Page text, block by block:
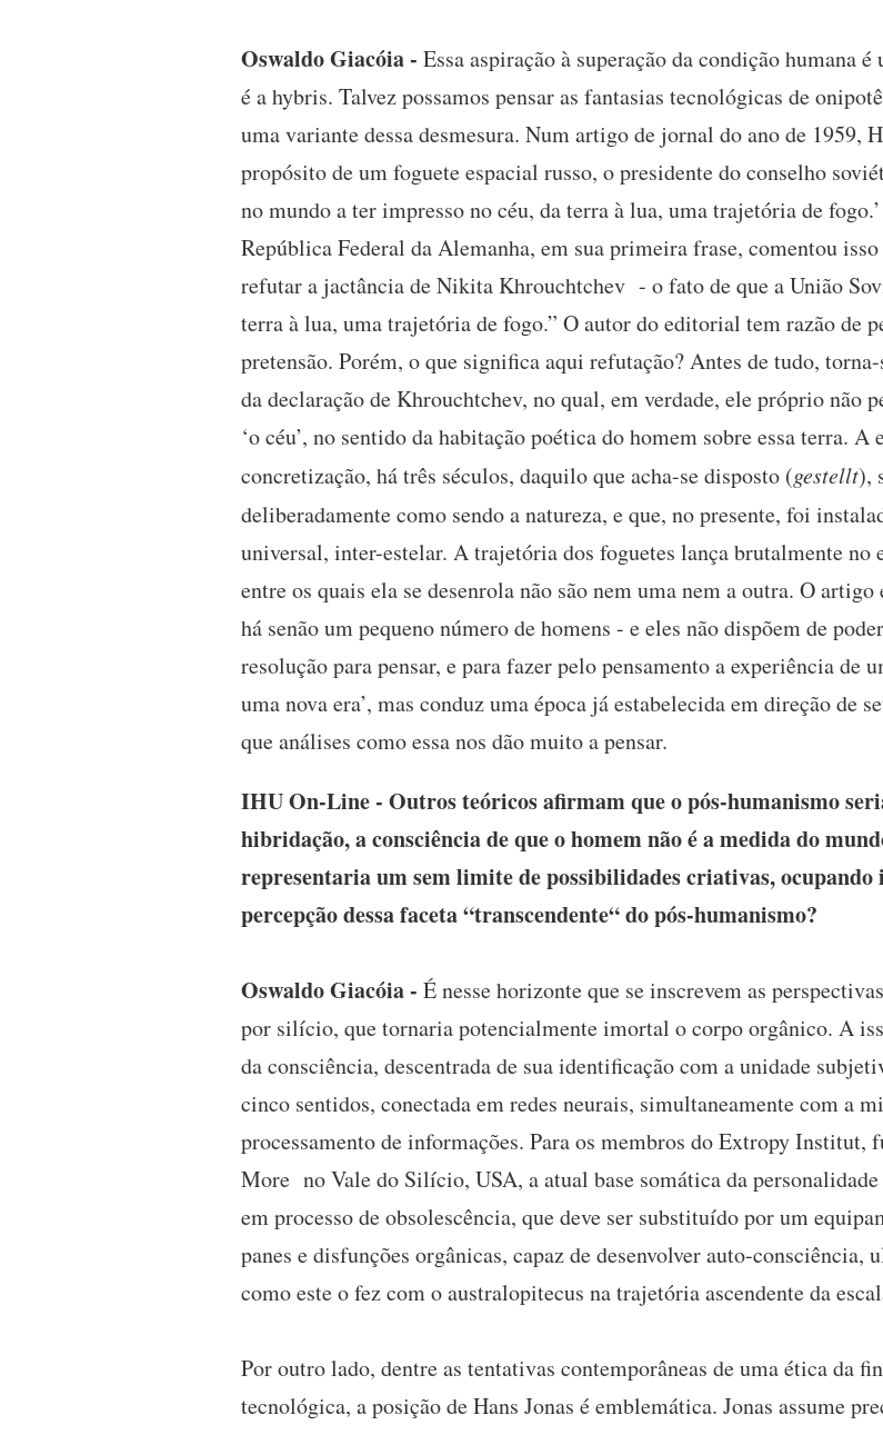
Oswaldo Giacóia - Essa aspiração à superação da condição humana
é a hybris. Talvez possamos pensar as fantasias tecnológicas de
uma variante dessa desmesura. Num artigo de jornal do ano de 1959,
propósito de um foguete espacial russo, o presidente do conselho
no mundo a ter impresso no céu, da terra à lua, uma trajetória de
República Federal da Alemanha, em sua primeira frase, comentou
refutar a jactância de Nikita Khrouchtchev - o fato de que a União
terra à lua, uma trajetória de fogo.” O autor do editorial tem razão de
pretensão. Porém, o que significa aqui refutação? Antes de tudo,
da declaração de Khrouchtchev, no qual, em verdade, ele próprio não
‘o céu’, no sentido da habitação poética do homem sobre essa terra.
concretização, há três séculos, daquilo que acha-se disposto (gestellt),
deliberadamente como sendo a natureza, e que, no presente, foi
universal, inter-estelar. A trajetória dos foguetes lança brutalmente no
entre os quais ela se desenrola não são nem uma nem a outra. O
há senão um pequeno número de homens - e eles não dispõem de
resolução para pensar, e para fazer pelo pensamento a experiência de
uma nova era’, mas conduz uma época já estabelecida em direção de
que análises como essa nos dão muito a pensar.
IHU On-Line - Outros teóricos afirmam que o pós-humanismo
hibridação, a consciência de que o homem não é a medida do
representaria um sem limite de possibilidades criativas, ocupando
percepção dessa faceta “transcendente“ do pós-humanismo?
Oswaldo Giacóia - É nesse horizonte que se inscrevem as
por silício, que tornaria potencialmente imortal o corpo orgânico. A
da consciência, descentrada de sua identificação com a unidade
cinco sentidos, conectada em redes neurais, simultaneamente com a
processamento de informações. Para os membros do Extropy
More no Vale do Silício, USA, a atual base somática da
em processo de obsolescência, que deve ser substituído por um
panes e disfunções orgânicas, capaz de desenvolver auto-consciência,
como este o fez com o australopitecus na trajetória ascendente da
Por outro lado, dentre as tentativas contemporâneas de uma ética da
tecnológica, a posição de Hans Jonas é emblemática. Jonas assume